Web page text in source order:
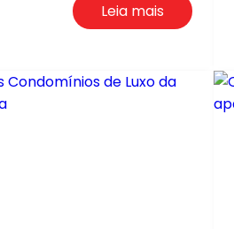
Leia mais